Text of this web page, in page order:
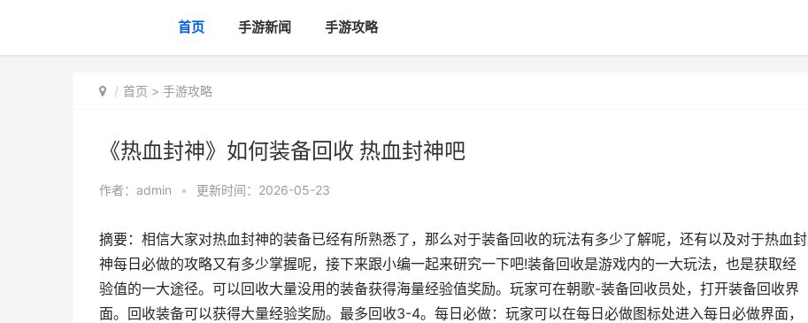
首页 手游新闻 手游攻略
首页 > 手游攻略
《热血封神》如何装备回收 热血封神吧
作者： admin • 更新时间：2026-05-23
摘要：相信大家对热血封神的装备已经有所熟悉了，那么对于装备回收的玩法有多少了解呢，还有以及对于热血封
神每日必做的攻略又有多少掌握呢，接下来跟小编一起来研究一下吧!装备回收是游戏内的一大玩法，也是获取经
验值的一大途径。可以回收大量没用的装备获得海量经验值奖励。玩家可在朝歌-装备回收员处，打开装备回收界
面。回收装备可以获得大量经验奖励。最多回收3-4。每日必做：玩家可以在每日必做图标处进入每日必做界面，